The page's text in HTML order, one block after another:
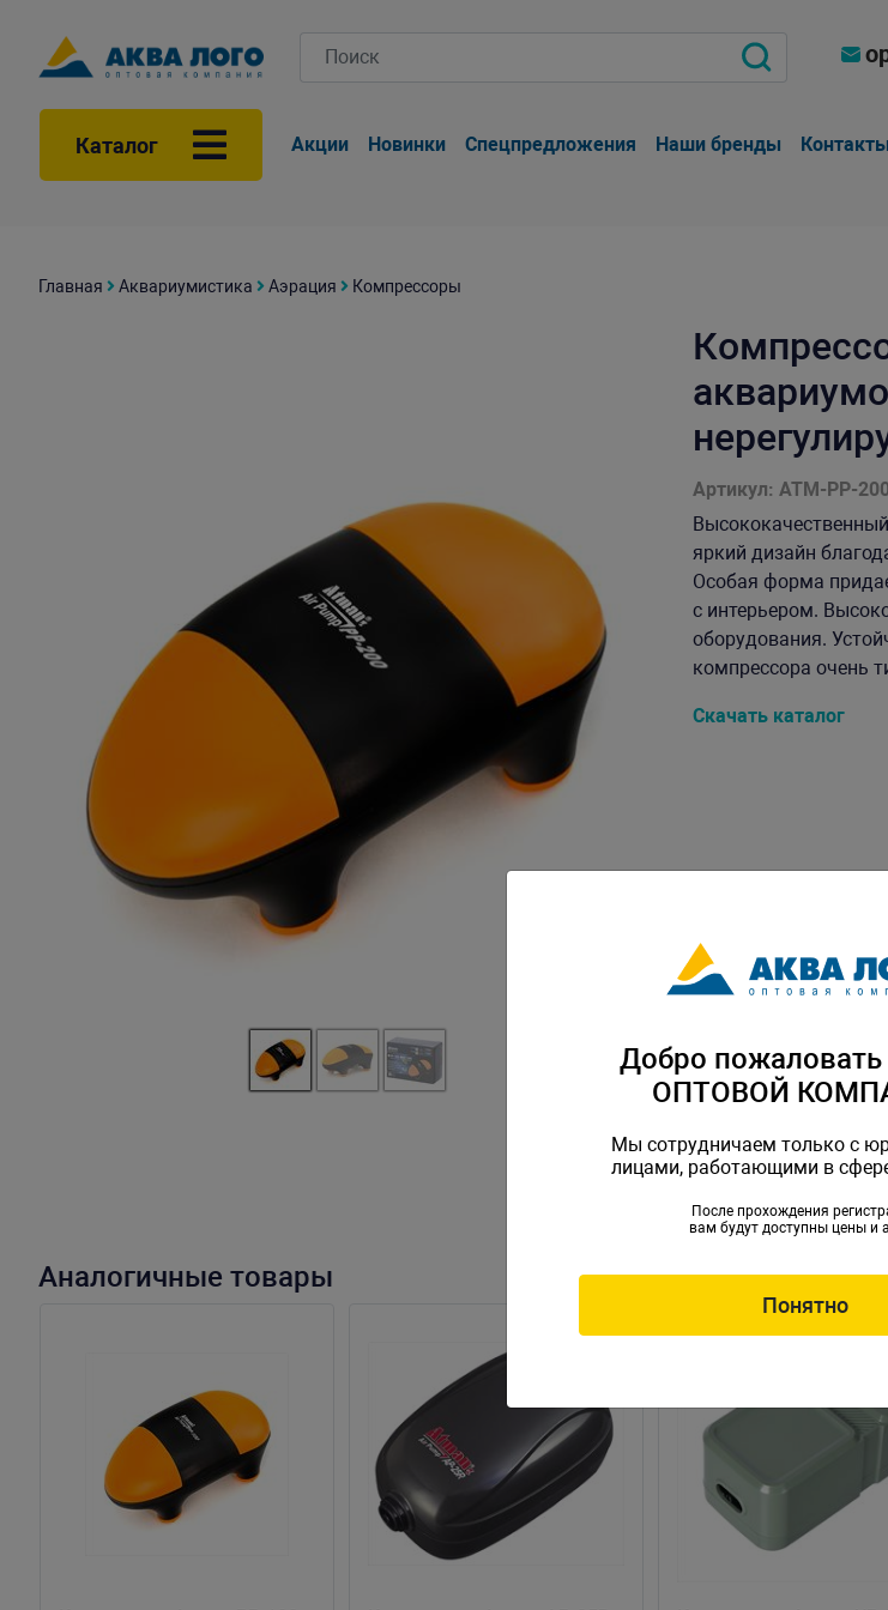
Каталог Акции Новинки Спецпредложения Наши бренды Контакты
Главная Аквариумистика Аэрация Компрессоры
Артикул: ATM-PP-200
яркий дизайн
Особая форма
с интерьером.
оборудования.
компрессора очень
Скачать каталог
Аналогичные товары
НОВИНКА
Добро пожаловать
ОПТОВОЙ
Мы сотрудничаем только с
лицами, работающими в
После прохождения
вам будут доступны цены и
Понятно